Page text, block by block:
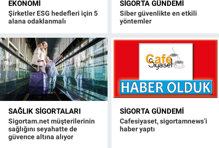
EKONOMI
Şirketler ESG hedefleri için 5
alana odaklanmalı
SIGORTA GÜNDEMI
Siber güvenlikte en etkili
yöntemler
SAĞLIK SIGORTALARI
Sigortam.net müşterilerinin
sağlığını seyahatte de
güvence altına alıyor
SIGORTA GÜNDEMI
Cafesiyaset, sigortamnews’i
haber yaptı